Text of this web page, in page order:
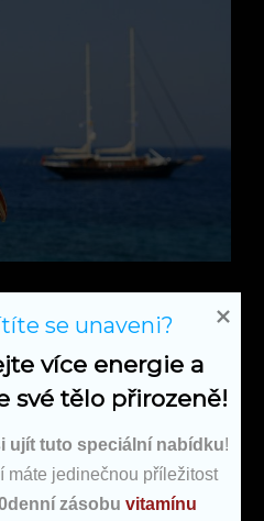
a
více energie a
své tělo přirozeně!
ujít tuto speciální nabídku!
máte jedinečnou příležitost
zásobu vitamínu
se unaveni?